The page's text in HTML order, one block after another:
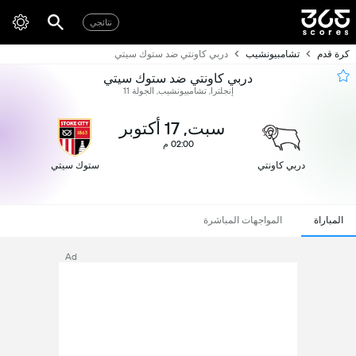
نتائجي
كرة قدم تشامبيونشيب دربي كاونتي ضد ستوك سيتي
دربي كاونتي ضد ستوك سيتي
إنجلترا, تشامبيونشيب, الجولة 11
دربي كاونتي
سبت, 17 أكتوبر
02:00 م
ستوك سيتي
المباراة المواجهات المباشرة
Ad